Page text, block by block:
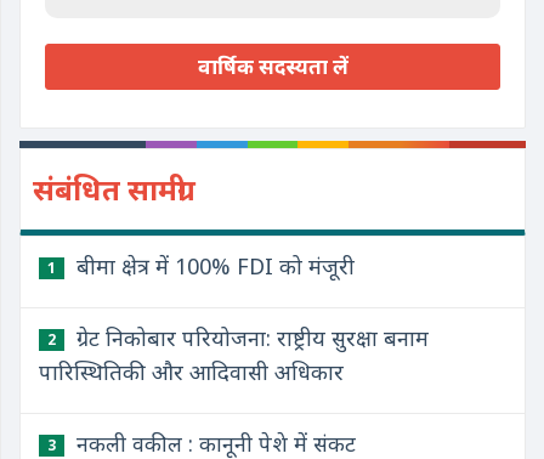
वार्षिक सदस्यता लें
संबंधित सामग्री
1 बीमा क्षेत्र में 100% FDI को मंजूरी
2
ग्रेट निकोबार परियोजना: राष्ट्रीय सुरक्षा बनाम
पारिस्थितिकी और आदिवासी अधिकार
3 नकली वकील : कानूनी पेशे में संकट